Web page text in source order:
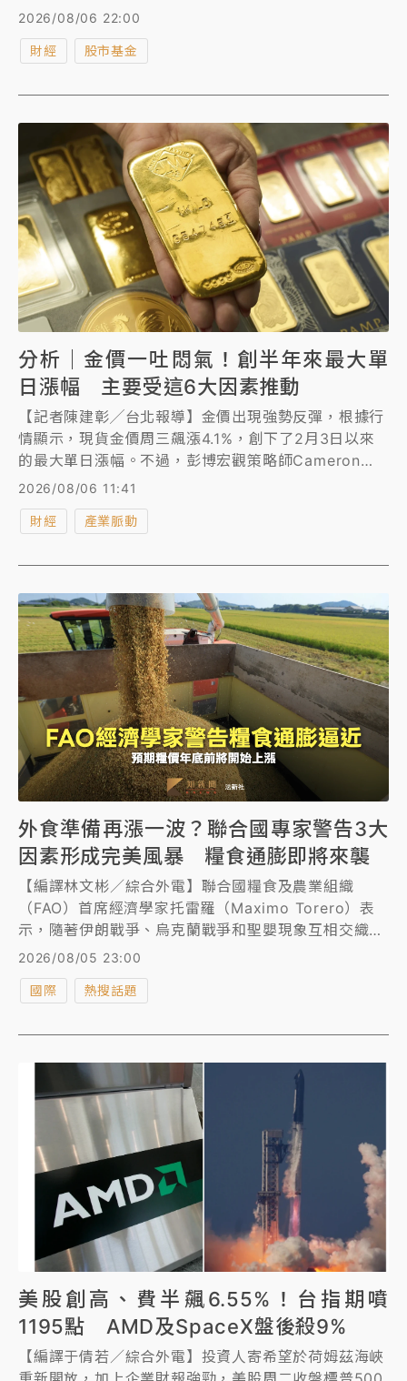
0.2%至7737.05點，那斯達克綜合指數也漲0.2%。
2026/08/06 22:00
財經 股市基金
分析｜金價一吐悶氣！創半年來最大單
日漲幅 主要受這6大因素推動
【記者陳建彰╱台北報導】金價出現強勢反彈，根據行
情顯示，現貨金價周三飆漲4.1%，創下了2月3日以來
的最大單日漲幅。不過，彭博宏觀策略師Cameron
Crise認為，雖然金價周三上漲超過4%，但根據其傳統
2026/08/06 11:41
財經 產業脈動
外食準備再漲一波？聯合國專家警告3大
因素形成完美風暴 糧食通膨即將來襲
【編譯林文彬／綜合外電】聯合國糧食及農業組織
（FAO）首席經濟學家托雷羅（Maximo Torero）表
示，隨著伊朗戰爭、烏克蘭戰爭和聖嬰現象互相交織，
形成成本上漲及農穫減少的完美風暴，新一波糧食通膨
可能即將席捲全球。
2026/08/05 23:00
國際 熱搜話題
美股創高、費半飆6.55%！台指期噴
1195點 AMD及SpaceX盤後殺9%
【編譯于倩若／綜合外電】投資人寄希望於荷姆茲海峽